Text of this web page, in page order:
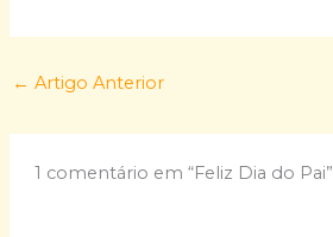
← Artigo Anterior
1 comentário em “Feliz Dia do Pai”